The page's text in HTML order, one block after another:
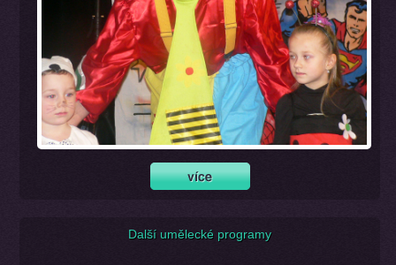
Další umělecké programy